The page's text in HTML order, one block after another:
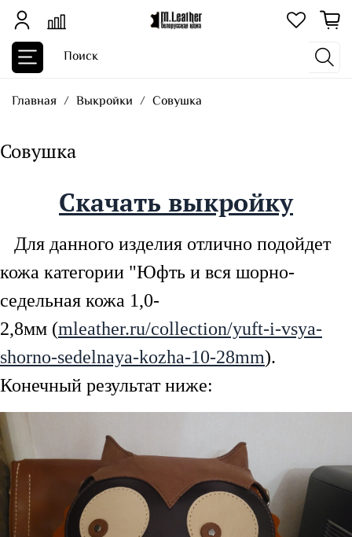
Главная Выкройки Совушка
Совушка
Скачать выкройку
Для данного изделия отлично подойдет
кожа категории "Юфть и вся шорно-
седельная кожа 1,0-
2,8мм (mleather.ru/collection/yuft-i-vsya-
shorno-sedelnaya-kozha-10-28mm).
Конечный результат ниже: